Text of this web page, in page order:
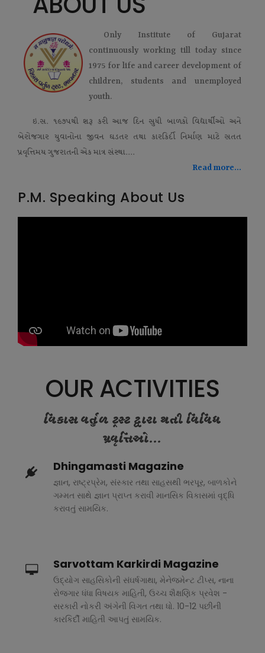
Only Institute of Gujarat
continuously working till today since
1975 for life and career development of
children, students and unemployed
youth.
ઇ.સ. ૧૯૭૫થી શરૂ કરી આજ દિન સુધી બાળકો વિદ્યાર્થીઓ અને
બેરોજગાર યુવાનોના જીવન ઘડતર તથા કારકિર્દી નિર્માણ માટે સતત
પ્રવૃત્તિમય ગુજરાતની એક માત્ર સંસ્થા....
Read more...
P.M. Speaking About Us
OUR ACTIVITIES
વિકાસ વર્તુળ ટ્રસ્ટ દ્વારા થતી વિવિધ
પ્રવૃત્તિઓ...
Dhingamasti Magazine
જ્ઞાન, રાષ્ટ્રપ્રેમ, સંસ્કાર તથા સાહસથી ભરપૂર, બાળકોને
ગમ્મત સાથે જ્ઞાન પ્રાપ્ત કરાવી માનસિક વિકાસમાં વૃદ્ધિ
કરાવતું સામયિક.
Sarvottam Karkirdi Magazine
ઉદ્યોગ સાહસિકોની સંઘર્ષગાથા, મેનેજમેન્ટ ટીપ્સ, નાના
રોજગાર ધંધા વિષયક માહિતી, ઉચ્ચ શૈક્ષણિક પ્રવેશ -
સરકારી નોકરી અંગેની વિગત તથા ધો. 10-12 પછીની
કારકિર્દી માહિતી આપતું સામયિક.